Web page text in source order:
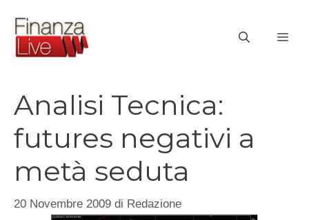
contenuto
Analisi Tecnica:
futures negativi a
metà seduta
20 Novembre 2009 di Redazione